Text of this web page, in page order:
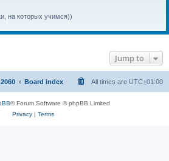
на которых учимся))
Jump to
Board index All times are UTC+01:00
® Forum Software © phpBB Limited
Privacy| Terms